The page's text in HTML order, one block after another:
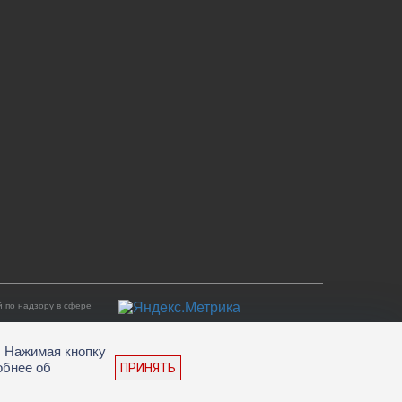
надзору в сфере
Нажимая кнопку
об
ПРИНЯТЬ